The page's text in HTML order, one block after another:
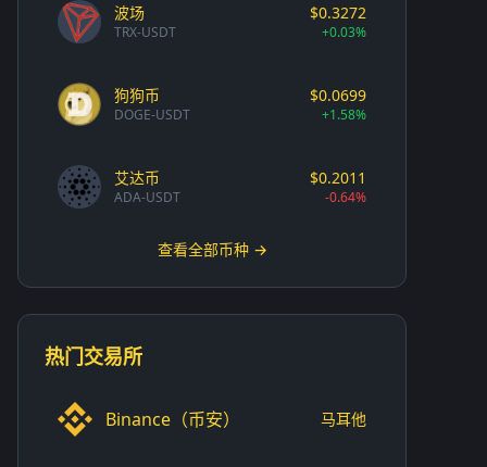
波场
TRX-USDT
$0.3272
+0.03%
狗狗币
DOGE-USDT
$0.0699
+1.58%
艾达币
ADA-USDT
$0.2011
-0.64%
查看全部币种 →
热门交易所
Binance（币安） 马耳他